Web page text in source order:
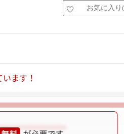
みん
集 27卒 IT・DX企業特集 28卒
お気に入り (
ます！